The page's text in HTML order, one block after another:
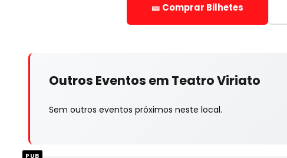
🎫 Comprar Bilhetes
Outros Eventos em Teatro Viriato
Sem outros eventos próximos neste local.
PUB